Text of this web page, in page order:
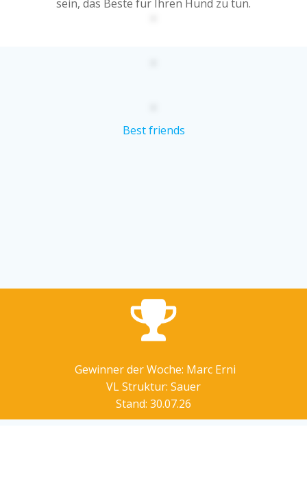
sein, das Beste für Ihren Hund zu tun.
Best friends
Gewinner der Woche: Marc Erni
VL Struktur: Sauer
Stand: 30.07.26